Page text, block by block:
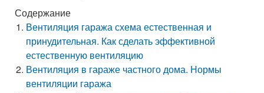
Содержание
Вентиляция гаража схема естественная и
принудительная. Как сделать эффективной
естественную вентиляцию
Вентиляция в гараже частного дома. Нормы
вентиляции гаража